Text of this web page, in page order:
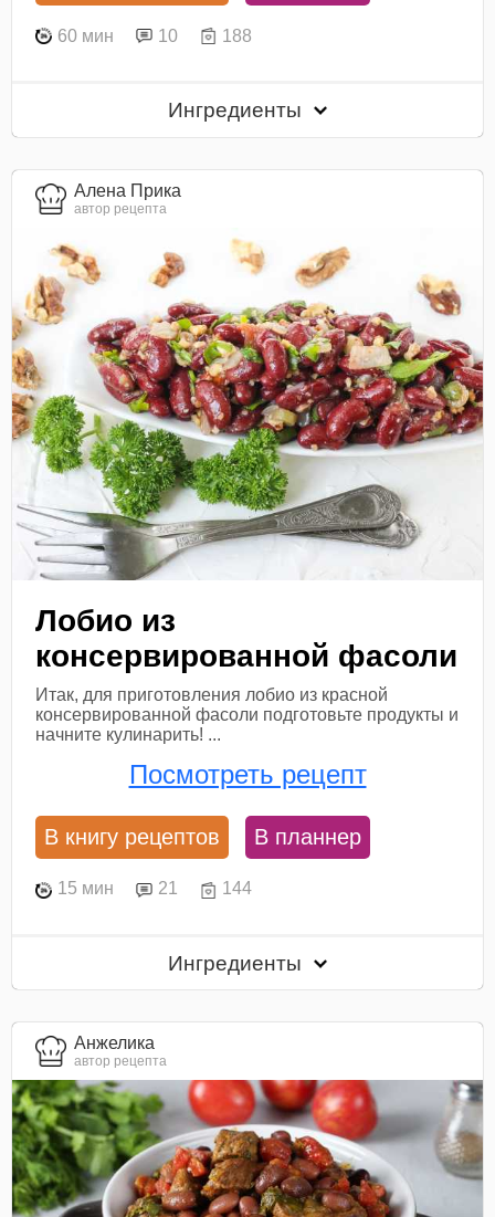
60 мин 10 188
Ингредиенты
Алена Прика
автор рецепта
Лобио из
консервированной фасоли
Итак, для приготовления лобио из красной
консервированной фасоли подготовьте продукты и
начните кулинарить! ...
Посмотреть рецепт
В книгу рецептов В планнер
15 мин 21 144
Ингредиенты
Анжелика
автор рецепта